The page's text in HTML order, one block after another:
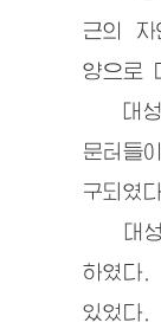
근의 자
양으로
대성
문터들
구되였다.
대성
하였다
있었다